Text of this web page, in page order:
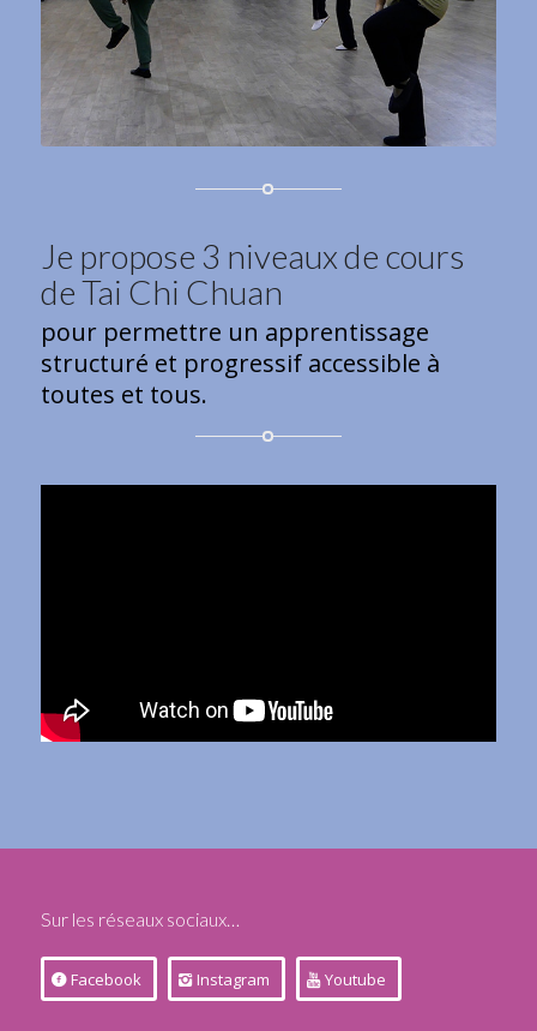
Je propose 3 niveaux de cours
de Tai Chi Chuan
pour permettre un apprentissage
structuré et progressif accessible à
toutes et tous.
Sur les réseaux sociaux…
Facebook Instagram Youtube